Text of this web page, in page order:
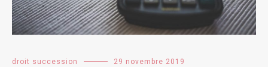
droit succession 29 novembre 2019